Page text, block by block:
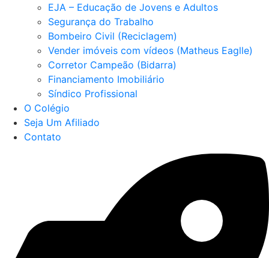
EJA – Educação de Jovens e Adultos
Segurança do Trabalho
Bombeiro Civil (Reciclagem)
Vender imóveis com vídeos (Matheus Eaglle)
Corretor Campeão (Bidarra)
Financiamento Imobiliário
Síndico Profissional
O Colégio
Seja Um Afiliado
Contato